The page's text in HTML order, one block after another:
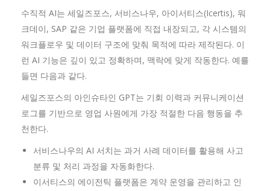
수직적 AI는 세일즈포스, 서비스나우, 아이서티스(Icertis), 워
크데이, SAP 같은 기업 플랫폼에 직접 내장되고, 각 시스템의
워크플로우 및 데이터 구조에 맞춰 목적에 따라 제작된다. 이
런 AI 기능은 깊이 있고 정확하며, 맥락에 맞게 작동한다. 예를
들면 다음과 같다.
세일즈포스의 아인슈타인 GPT는 기회 이력과 커뮤니케이션
로그를 기반으로 영업 사원에게 가장 적절한 다음 행동을 추
천한다.
서비스나우의 AI 서치는 과거 사례 데이터를 활용해 사고
분류 및 처리 과정을 자동화한다.
이서티스의 에이전틱 플랫폼은 계약 운영을 관리하고 인